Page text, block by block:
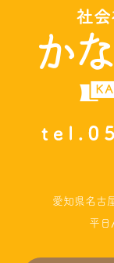
愛知県名古
平